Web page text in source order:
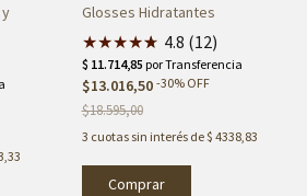
Glosses Hidratantes
★★★★★
★ 4.8 (12)
$13.016,50 -30% OFF
$18.595,00
3 cuotas sin interés de$ 4338,83
Comprar